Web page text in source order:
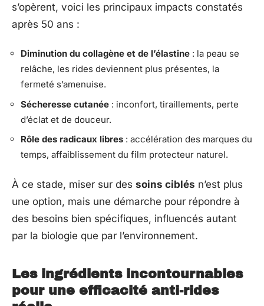
s’opèrent, voici les principaux impacts constatés
après 50 ans :
Diminution du collagène et de l’élastine : la peau se
relâche, les rides deviennent plus présentes, la
fermeté s’amenuise.
Sécheresse cutanée : inconfort, tiraillements, perte
d’éclat et de douceur.
Rôle des radicaux libres : accélération des marques du
temps, affaiblissement du film protecteur naturel.
À ce stade, miser sur des soins ciblés n’est plus
une option, mais une démarche pour répondre à
des besoins bien spécifiques, influencés autant
par la biologie que par l’environnement.
Les ingrédients incontournables
pour une efficacité anti-rides